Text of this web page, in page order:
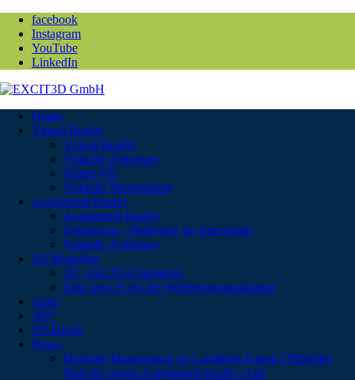
facebook
Instagram
YouTube
LinkedIn
Home
Virtual Reality
Virtual Reality
Virtuelle Zeitreisen
Senior-VR
Virtuelle Messestände
Augmented Reality
Augmented Reality
Zeitsprung – Belebung der Innenstadt
Virtuelle Zeitreisen
3D Modeling
3D- und 2D-Charaktere
Eine neue Form der Werbekommunikation
Apps
360°
3D-Druck
News
Digitaler Museumstag im Landkreis Kusel: Offizieller
Start der neuen Augmented-Reality-App